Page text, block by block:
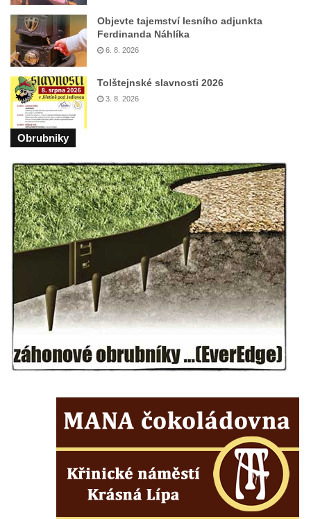
Objevte tajemství lesního adjunkta
Ferdinanda Náhlíka
6. 8. 2026
Tolštejnské slavnosti 2026
3. 8. 2026
Obrubniky